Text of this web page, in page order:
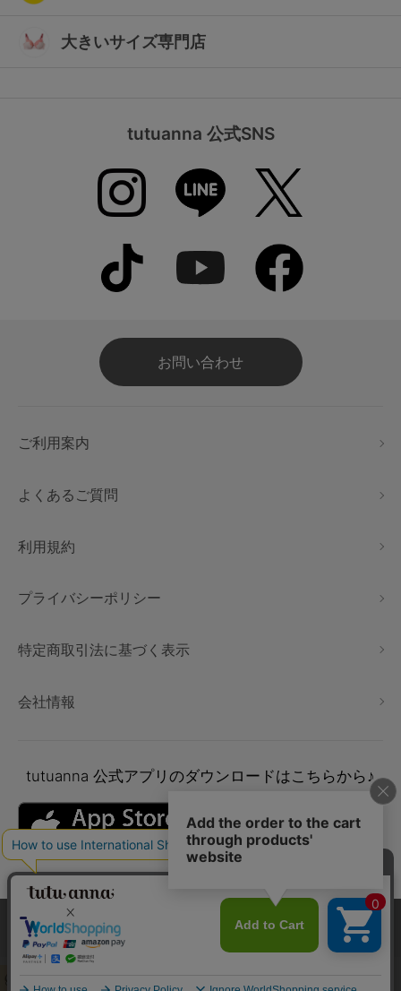
大きいサイズ専門店
tutuanna 公式SNS
お問い合わせ
ご利用案内
よくあるご質問
利用規約
プライバシーポリシー
特定商取引法に基づく表示
会社情報
tutuanna 公式アプリのダウンロードはこちらから♪
本サイトでは、より快適にご利用いただけるようCookieを利用し
ています。詳細については
プライバシポリシー
をご確認くださ
い。
承諾する